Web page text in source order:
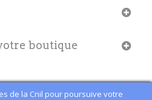
de la Cnil pour poursuive votre
boutique